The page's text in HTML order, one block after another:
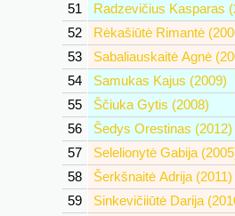
51
Radzevičius Kasparas
52
Rėkašiūtė Rimantė
53
Sabaliauskaitė Agnė
54
Samukas Kajus (2009)
55
Ščiuka Gytis (2008)
56
Šedys Orestinas (2012)
57
Selelionytė Gabija
58
Šerkšnaitė Adrija (2011)
59
Sinkevičiiūtė Darija